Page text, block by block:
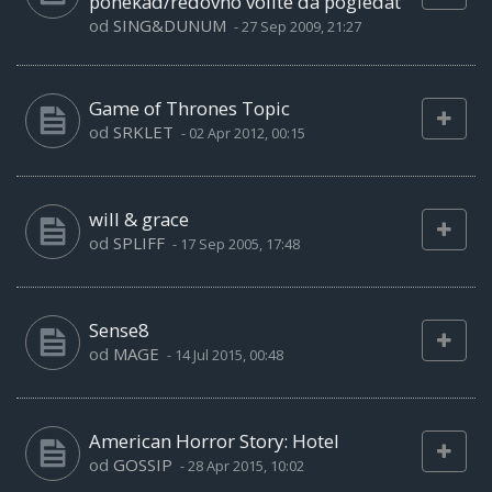
od SING&DUNUM -27 Sep 2009, 21:27
Game of Thrones Topic
od SRKLET - 02 Apr 2012, 00:15
will & grace
od SPLIFF - 17 Sep 2005, 17:48
Sense8
od MAGE - 14 Jul 2015, 00:48
American Horror Story: Hotel
od GOSSIP -28 Apr 2015, 10:02